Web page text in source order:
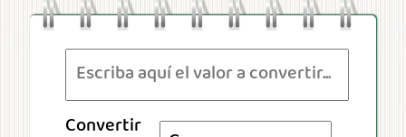
Velocidades Pesas Volúmenes Fuerzas
Números
Convertir